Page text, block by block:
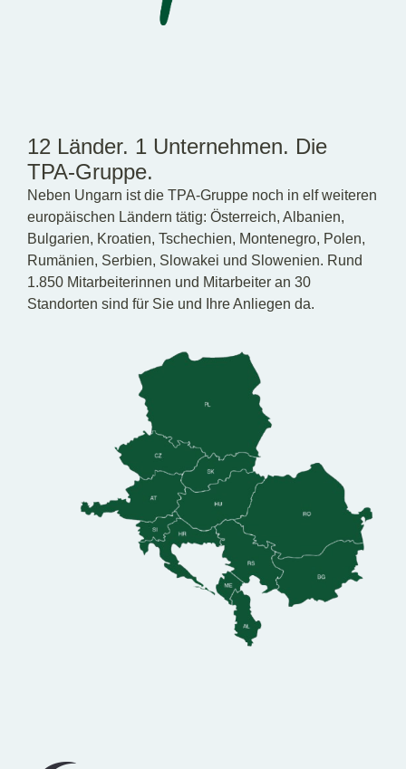
12 Länder. 1 Unternehmen. Die
TPA-Gruppe.
Neben Ungarn ist die TPA-Gruppe noch in elf weiteren
europäischen Ländern tätig: Österreich, Albanien,
Bulgarien, Kroatien, Tschechien, Montenegro, Polen,
Rumänien, Serbien, Slowakei und Slowenien. Rund
1.850 Mitarbeiterinnen und Mitarbeiter an 30
Standorten sind für Sie und Ihre Anliegen da.